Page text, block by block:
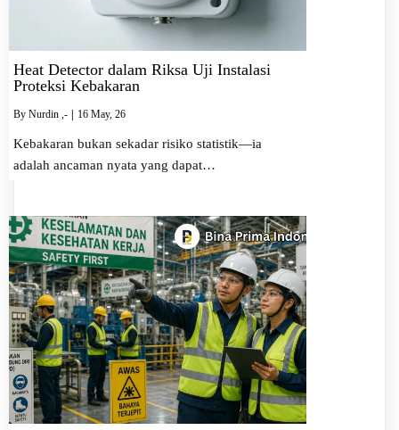
Heat Detector dalam Riksa Uji Instalasi
Proteksi Kebakaran
By Nurdin ,- | 16 May, 26
Kebakaran bukan sekadar risiko statistik—ia
adalah ancaman nyata yang dapat…